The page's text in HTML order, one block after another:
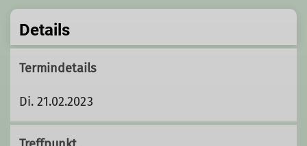
Details
Termindetails
Di. 21.02.2023